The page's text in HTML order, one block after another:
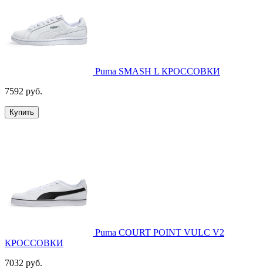
Puma SMASH L КРОССОВКИ
7592 руб.
Купить
Puma COURT POINT VULC V2
КРОССОВКИ
7032 руб.